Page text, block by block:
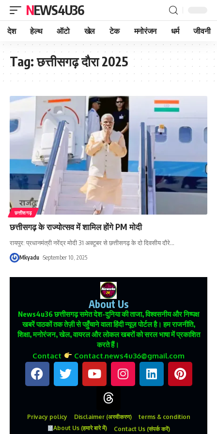
NEWS4U36
देश हेल्थ ऑटो खेल टेक मनोरंजन धर्म जीवनी
Tag:छत्तीसगढ़ दौरा 2025
छत्तीसगढ़
छत्तीसगढ़ के राज्योत्सव में शामिल होंगे PM मोदी
रायपुर: प्रधानमंत्री नरेंद्र मोदी 31 अक्टूबर से छत्तीसगढ़ के दो दिवसीय दौरे…
Mkyadu September 10, 2025
About Us
News4u36छत्तीसगढ़ समेत देश-दुनिया की ताजा, विश्वसनीय और निष्पक्ष
खबरें पाठकों तक तेज़ी से पहुँचाने वाला हिंदी न्यूज़ पोर्टल है। हम राजनीति,
शिक्षा, मनोरंजन, खेल, वायरल और लोकल खबरों को सरल भाषा में प्रकाशित
करते हैं।
Contact Contact.news4u36@gmail.com
Privacy policy Disclaimer (अस्वीकरण)
terms & condition
About Us (हमारे बारे में)
Contact Us (संपर्क करें)